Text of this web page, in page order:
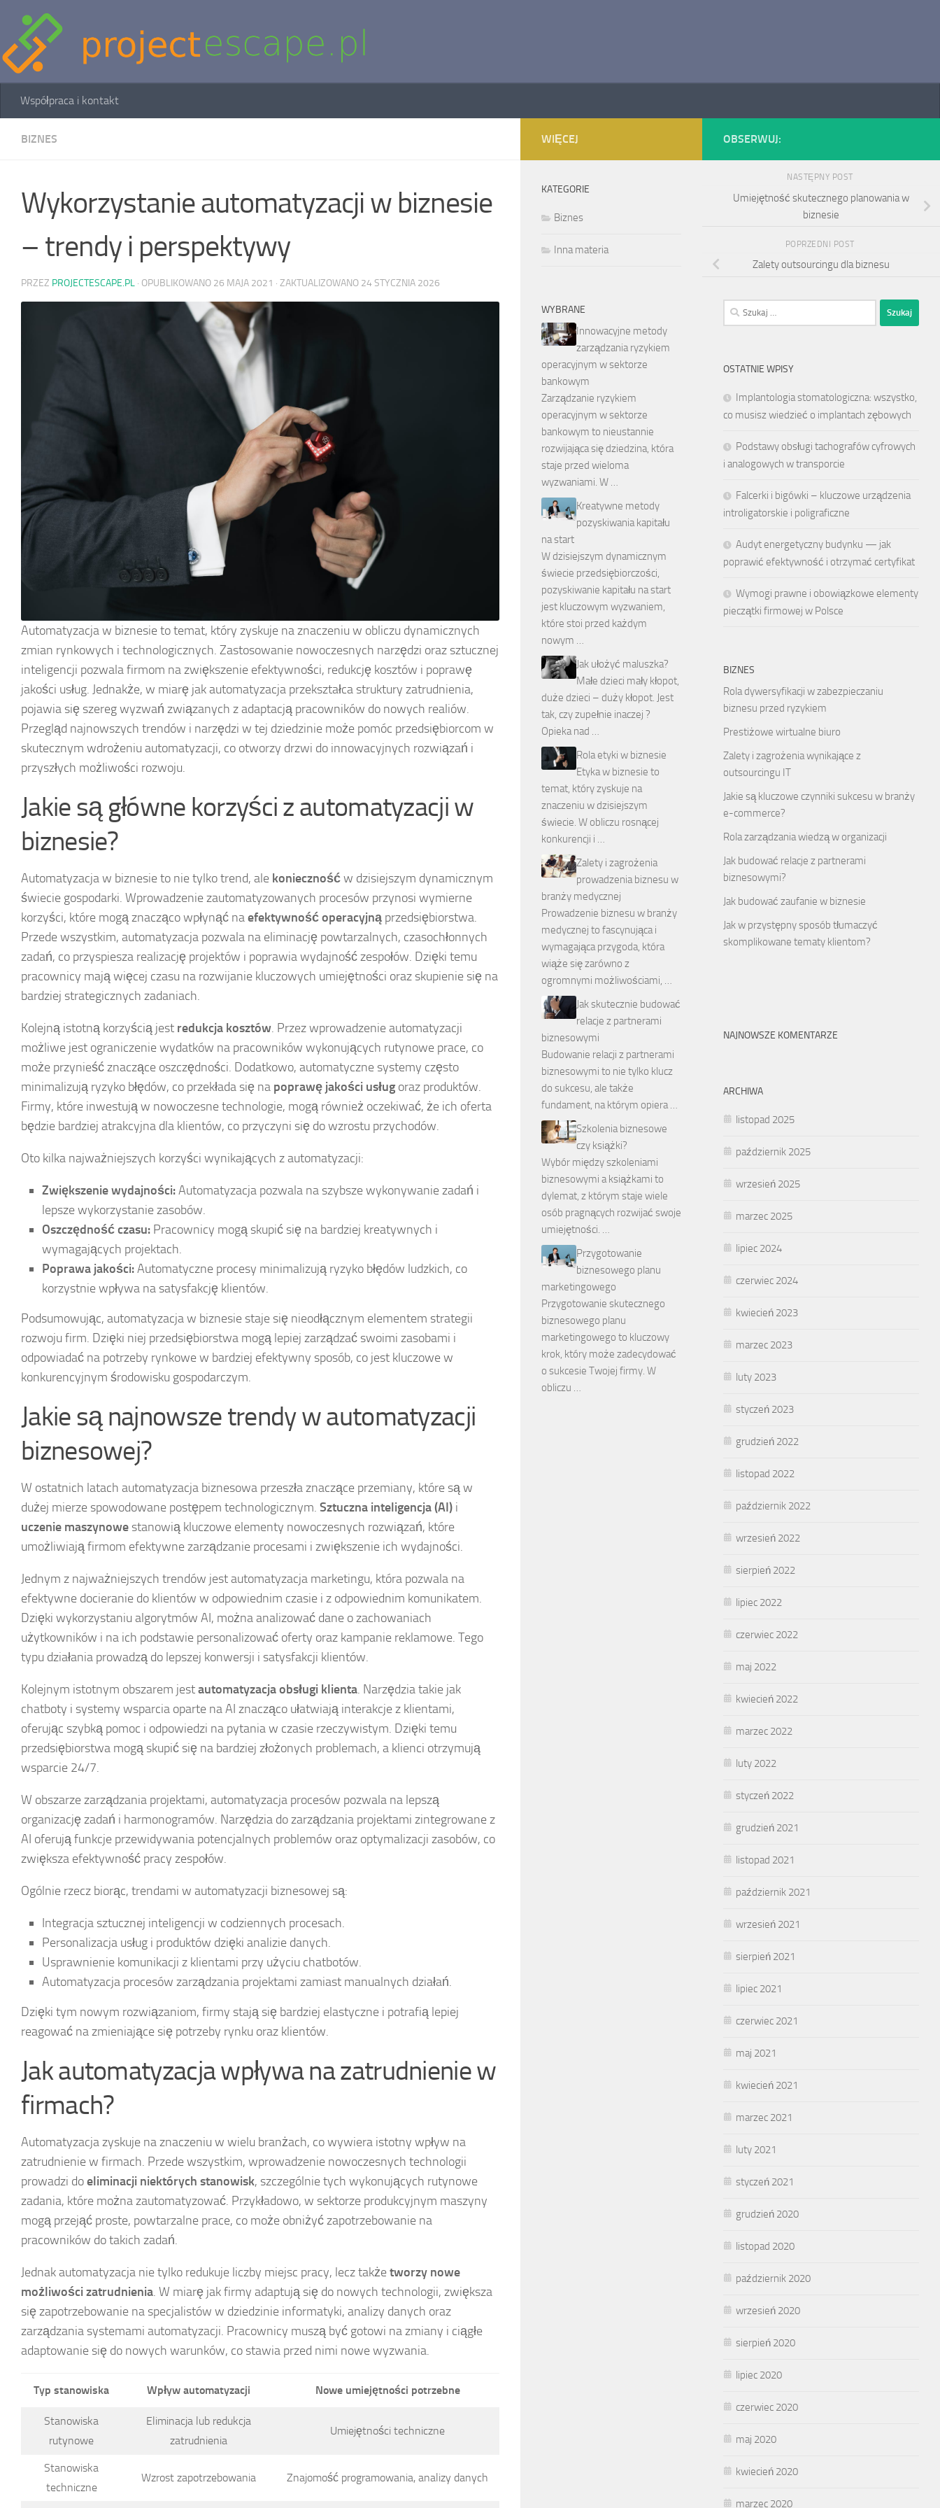
Skip to content
Współpraca i kontakt
BIZNES
Wykorzystanie automatyzacji w biznesie
– trendy i perspektywy
PRZEZ PROJECTESCAPE.PL · OPUBLIKOWANO 26 MAJA 2021 · ZAKTUALIZOWANO 24 STYCZNIA 2026
Automatyzacja w biznesie to temat, który zyskuje na znaczeniu w obliczu dynamicznych
zmian rynkowych i technologicznych. Zastosowanie nowoczesnych narzędzi oraz sztucznej
inteligencji pozwala firmom na zwiększenie efektywności, redukcję kosztów i poprawę
jakości usług. Jednakże, w miarę jak automatyzacja przekształca struktury zatrudnienia,
pojawia się szereg wyzwań związanych z adaptacją pracowników do nowych realiów.
Przegląd najnowszych trendów i narzędzi w tej dziedzinie może pomóc przedsiębiorcom w
skutecznym wdrożeniu automatyzacji, co otworzy drzwi do innowacyjnych rozwiązań i
przyszłych możliwości rozwoju.
Jakie są główne korzyści z automatyzacji w
biznesie?
Automatyzacja w biznesie to nie tylko trend, ale koniecznośćw dzisiejszym dynamicznym
świecie gospodarki. Wprowadzenie zautomatyzowanych procesów przynosi wymierne
korzyści, które mogą znacząco wpłynąć naefektywność operacyjną przedsiębiorstwa.
Przede wszystkim, automatyzacja pozwala na eliminację powtarzalnych, czasochłonnych
zadań, co przyspiesza realizację projektów i poprawia wydajność zespołów. Dzięki temu
pracownicy mają więcej czasu na rozwijanie kluczowych umiejętności oraz skupienie się na
bardziej strategicznych zadaniach.
Kolejną istotną korzyścią jest redukcja kosztów. Przez wprowadzenie automatyzacji
możliwe jest ograniczenie wydatków na pracowników wykonujących rutynowe prace, co
może przynieść znaczące oszczędności. Dodatkowo, automatyczne systemy często
minimalizują ryzyko błędów, co przekłada się na poprawę jakości usług oraz produktów.
Firmy, które inwestują w nowoczesne technologie, mogą również oczekiwać, że ich oferta
będzie bardziej atrakcyjna dla klientów, co przyczyni się do wzrostu przychodów.
Oto kilka najważniejszych korzyści wynikających z automatyzacji:
Zwiększenie wydajności:Automatyzacja pozwala na szybsze wykonywanie zadań i
lepsze wykorzystanie zasobów.
Oszczędność czasu: Pracownicy mogą skupić się na bardziej kreatywnych i
wymagających projektach.
Poprawa jakości:Automatyczne procesy minimalizują ryzyko błędów ludzkich, co
korzystnie wpływa na satysfakcję klientów.
Podsumowując, automatyzacja w biznesie staje się nieodłącznym elementem strategii
rozwoju firm. Dzięki niej przedsiębiorstwa mogą lepiej zarządzać swoimi zasobami i
odpowiadać na potrzeby rynkowe w bardziej efektywny sposób, co jest kluczowe w
konkurencyjnym środowisku gospodarczym.
Jakie są najnowsze trendy w automatyzacji
biznesowej?
W ostatnich latach automatyzacja biznesowa przeszła znaczące przemiany, które są w
dużej mierze spowodowane postępem technologicznym. Sztuczna inteligencja (AI) i
uczenie maszynowe stanowią kluczowe elementy nowoczesnych rozwiązań, które
umożliwiają firmom efektywne zarządzanie procesami i zwiększenie ich wydajności.
Jednym z najważniejszych trendów jest automatyzacja marketingu, która pozwala na
efektywne docieranie do klientów w odpowiednim czasie i z odpowiednim komunikatem.
Dzięki wykorzystaniu algorytmów AI, można analizować dane o zachowaniach
użytkowników i na ich podstawie personalizować oferty oraz kampanie reklamowe. Tego
typu działania prowadzą do lepszej konwersji i satysfakcji klientów.
Kolejnym istotnym obszarem jestautomatyzacja obsługi klienta. Narzędzia takie jak
chatboty i systemy wsparcia oparte na AI znacząco ułatwiają interakcje z klientami,
oferując szybką pomoc i odpowiedzi na pytania w czasie rzeczywistym. Dzięki temu
przedsiębiorstwa mogą skupić się na bardziej złożonych problemach, a klienci otrzymują
wsparcie 24/7.
W obszarze zarządzania projektami, automatyzacja procesów pozwala na lepszą
organizację zadań i harmonogramów. Narzędzia do zarządzania projektami zintegrowane z
AI oferują funkcje przewidywania potencjalnych problemów oraz optymalizacji zasobów, co
zwiększa efektywność pracy zespołów.
Ogólnie rzecz biorąc, trendami w automatyzacji biznesowej są:
Integracja sztucznej inteligencji w codziennych procesach.
Personalizacja usług i produktów dzięki analizie danych.
Usprawnienie komunikacji z klientami przy użyciu chatbotów.
Automatyzacja procesów zarządzania projektami zamiast manualnych działań.
Dzięki tym nowym rozwiązaniom, firmy stają się bardziej elastyczne i potrafią lepiej
reagować na zmieniające się potrzeby rynku oraz klientów.
Jak automatyzacja wpływa na zatrudnienie w
firmach?
Automatyzacja zyskuje na znaczeniu w wielu branżach, co wywiera istotny wpływ na
zatrudnienie w firmach. Przede wszystkim, wprowadzenie nowoczesnych technologii
prowadzi doeliminacji niektórych stanowisk, szczególnie tych wykonujących rutynowe
zadania, które można zautomatyzować. Przykładowo, w sektorze produkcyjnym maszyny
mogą przejąć proste, powtarzalne prace, co może obniżyć zapotrzebowanie na
pracowników do takich zadań.
Jednak automatyzacja nie tylko redukuje liczby miejsc pracy, lecz takżetworzy nowe
możliwości zatrudnienia. W miarę jak firmy adaptują się do nowych technologii, zwiększa
się zapotrzebowanie na specjalistów w dziedzinie informatyki, analizy danych oraz
zarządzania systemami automatyzacji. Pracownicy muszą być gotowi na zmiany i ciągłe
adaptowanie się do nowych warunków, co stawia przed nimi nowe wyzwania.
Typ stanowiska Wpływ automatyzacji Nowe umiejętności potrzebne
Stanowiska
rutynowe
Eliminacja lub redukcja
zatrudnienia
Umiejętności techniczne
Stanowiska
techniczne
Wzrost zapotrzebowania Znajomość programowania, analizy danych
OBSERWUJ:
NASTĘPNY POST
Umiejętność skutecznego planowania w
biznesie
POPRZEDNI POST
Zalety outsourcingu dla biznesu
Szukaj:
OSTATNIE WPISY
Implantologia stomatologiczna: wszystko,
co musisz wiedzieć o implantach zębowych
Podstawy obsługi tachografów cyfrowych
i analogowych w transporcie
Falcerki i bigówki – kluczowe urządzenia
introligatorskie i poligraficzne
Audyt energetyczny budynku — jak
poprawić efektywność i otrzymać certyfikat
Wymogi prawne i obowiązkowe elementy
pieczątki firmowej w Polsce
BIZNES
Rola dywersyfikacji w zabezpieczaniu
biznesu przed ryzykiem
Prestiżowe wirtualne biuro
Zalety i zagrożenia wynikające z
outsourcingu IT
Jakie są kluczowe czynniki sukcesu w branży
e-commerce?
Rola zarządzania wiedzą w organizacji
Jak budować relacje z partnerami
biznesowymi?
Jak budować zaufanie w biznesie
Jak w przystępny sposób tłumaczyć
skomplikowane tematy klientom?
NAJNOWSZE KOMENTARZE
ARCHIWA
listopad 2025
październik 2025
wrzesień 2025
marzec 2025
lipiec 2024
czerwiec 2024
kwiecień 2023
marzec 2023
luty 2023
styczeń 2023
grudzień 2022
listopad 2022
październik 2022
wrzesień 2022
sierpień 2022
lipiec 2022
czerwiec 2022
maj 2022
kwiecień 2022
marzec 2022
luty 2022
styczeń 2022
grudzień 2021
listopad 2021
październik 2021
wrzesień 2021
sierpień 2021
lipiec 2021
czerwiec 2021
maj 2021
kwiecień 2021
marzec 2021
luty 2021
styczeń 2021
grudzień 2020
listopad 2020
październik 2020
wrzesień 2020
sierpień 2020
lipiec 2020
czerwiec 2020
maj 2020
kwiecień 2020
marzec 2020
WIĘCEJ
KATEGORIE
Biznes
Inna materia
WYBRANE
Innowacyjne metody
zarządzania ryzykiem
operacyjnym w sektorze
bankowym
Zarządzanie ryzykiem
operacyjnym w sektorze
bankowym to nieustannie
rozwijająca się dziedzina, która
staje przed wieloma
wyzwaniami. W …
Kreatywne metody
pozyskiwania kapitału
na start
W dzisiejszym dynamicznym
świecie przedsiębiorczości,
pozyskiwanie kapitału na start
jest kluczowym wyzwaniem,
które stoi przed każdym
nowym …
Jak ułożyć maluszka?
Małe dzieci mały kłopot,
duże dzieci – duży kłopot. Jest
tak, czy zupełnie inaczej ?
Opieka nad …
Rola etyki w biznesie
Etyka w biznesie to
temat, który zyskuje na
znaczeniu w dzisiejszym
świecie. W obliczu rosnącej
konkurencji i …
Zalety i zagrożenia
prowadzenia biznesu w
branży medycznej
Prowadzenie biznesu w branży
medycznej to fascynująca i
wymagająca przygoda, która
wiąże się zarówno z
ogromnymi możliwościami, …
Jak skutecznie budować
relacje z partnerami
biznesowymi
Budowanie relacji z partnerami
biznesowymi to nie tylko klucz
do sukcesu, ale także
fundament, na którym opiera …
Szkolenia biznesowe
czy książki?
Wybór między szkoleniami
biznesowymi a książkami to
dylemat, z którym staje wiele
osób pragnących rozwijać swoje
umiejętności. …
Przygotowanie
biznesowego planu
marketingowego
Przygotowanie skutecznego
biznesowego planu
marketingowego to kluczowy
krok, który może zadecydować
o sukcesie Twojej firmy. W
obliczu …